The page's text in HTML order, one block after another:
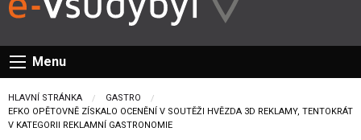
Menu
HLAVNÍ STRÁNKA
GASTRO
CURRENT:
EFKO OPĚTOVNĚ ZÍSKALO OCENĚNÍ V SOUTĚŽI HVĚZDA 3D REKLAMY, TENTOKRÁT
V KATEGORII REKLAMNÍ GASTRONOMIE